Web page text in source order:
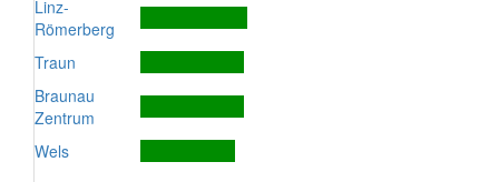
Linz-
Römerberg
Traun
Braunau
Zentrum
Wels